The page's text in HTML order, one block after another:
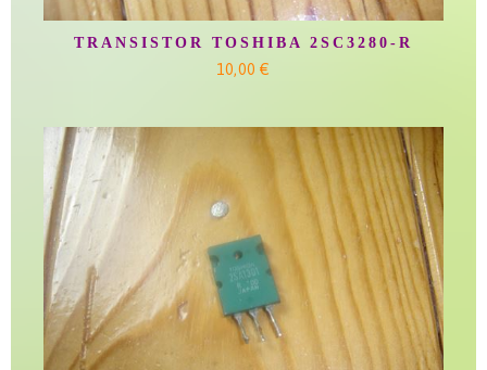
TRANSISTOR TOSHIBA 2SC3280-R
10,00 €